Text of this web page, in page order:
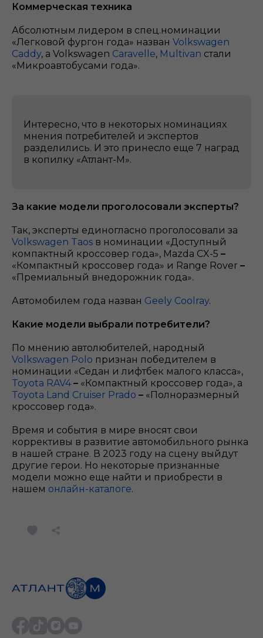
Коммерческая техника
Абсолютным лидером в спец.номинации
«Легковой фургон года» назван Volkswagen
Caddy, а Volkswagen Caravelle, Multivan стали
«Микроавтобусами года».
Интересно, что в некоторых номинациях
мнения потребителей и экспертов
разделились. И это принесло еще 7 наград
в копилку «Атлант-М».
За какие модели проголосовали эксперты?
Так, эксперты единогласно проголосовали за
Volkswagen Taos в номинации «Доступный
компактный кроссовер года», Mazda CX-5 –
«Компактный кроссовер года» и Range Rover –
«Премиальный внедорожник года».
Автомобилем года назван Geely Coolray.
Какие модели выбрали потребители?
По мнению автолюбителей, народный
Volkswagen Polo признан победителем в
номинации «Седан и лифтбек малого класса»,
Toyota RAV4 – «Компактный кроссовер года», а
Toyota Land Cruiser Prado – «Полноразмерный
кроссовер года».
Время и события в мире вносят свои
коррективы в развитие автомобильного рынка
в нашей стране. В 2023 году на сцену выйдут
другие герои. Но некоторые признанные
модели можно еще найти и приобрести в
нашем онлайн-каталоге.